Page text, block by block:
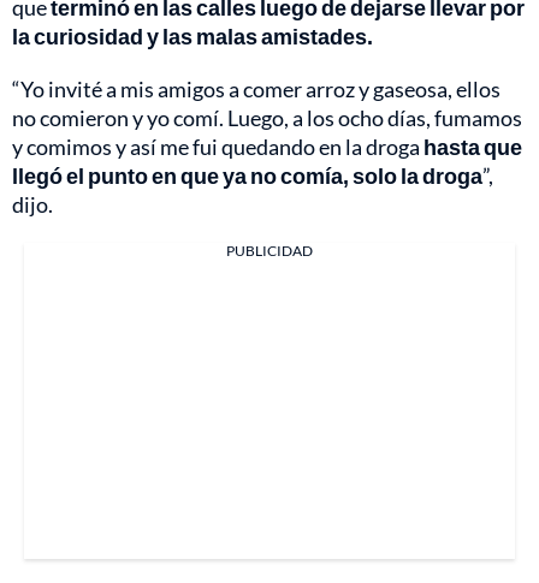
queterminó en las calles luego de dejarse llevar por
la curiosidad y las malas amistades.
“Yo invité a mis amigos a comer arroz y gaseosa, ellos
no comieron y yo comí. Luego, a los ocho días, fumamos
y comimos y así me fui quedando en la droga hasta que
llegó el punto en que ya no comía, solo la droga”,
dijo.
PUBLICIDAD